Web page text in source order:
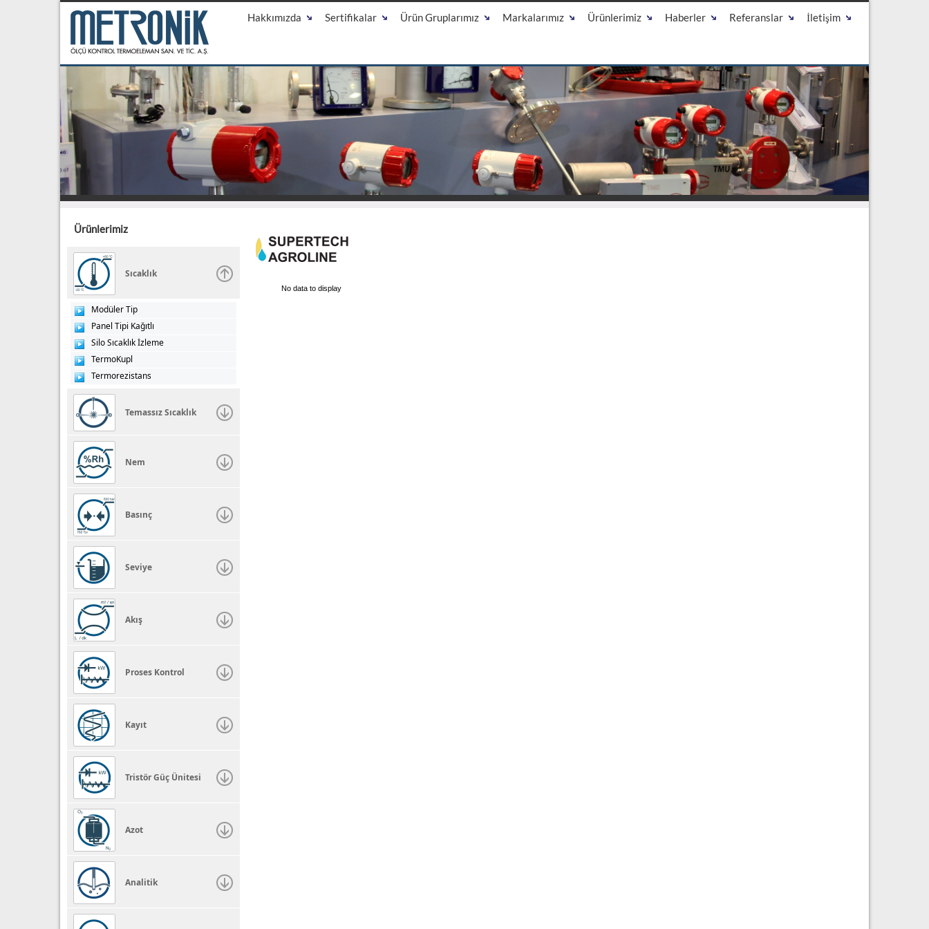
Hakkımızda Sertifikalar Ürün Gruplarımız Markalarımız Ürünlerimiz Haberler Referanslar İletişim
Ürünlerimiz
Sıcaklık
Modüler Tip
Panel Tipi Kağıtlı
Silo Sıcaklık İzleme
TermoKupl
Termorezistans
Temassız Sıcaklık
Nem
Basınç
Seviye
Akış
Proses Kontrol
Kayıt
Tristör Güç Ünitesi
Azot
Analitik
No data to display